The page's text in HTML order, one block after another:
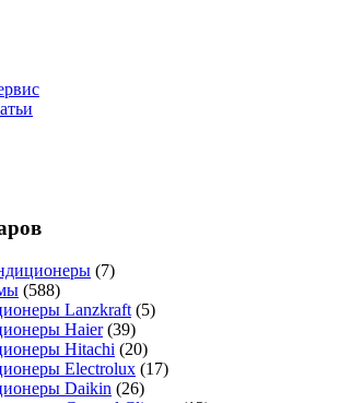
(7)
(588)
Lanzkraft (5)
Haier (39)
Hitachi (20)
Electrolux (17)
Daikin (26)